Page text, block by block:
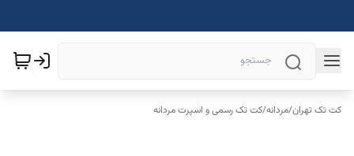
کت تک تهران/مردانه/کت تک رسمی و اسپرت مردانه